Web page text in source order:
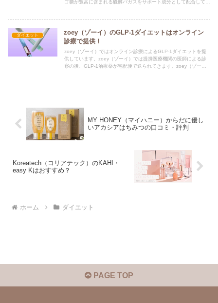
ゴ糖が豊富に含まれる醗酵バガスをサポート成分として配合してい
ダイエット
zoey（ゾーイ）のGLP-1ダイエットはオンライン
診療で提供！
zoey（ゾーイ）ではオンライン診療によるGLP-1ダイエットを提
供しています。zoey（ゾーイ）では提携医療機関の医師による診
察の後、GLP-1治療薬が宅配便で送られてきます。zoey（ゾー
MY HONEY（マイハニー）からだに優し
いアカシアはちみつの口コミ・評判
Koreatech（コリアテック）のKAHI・
easy Kはおすすめ？
ホーム ダイエット
PAGE TOP